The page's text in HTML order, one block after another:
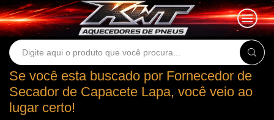
Search
Se você esta buscado por Fornecedor de
Secador de Capacete Lapa, você veio ao
lugar certo!